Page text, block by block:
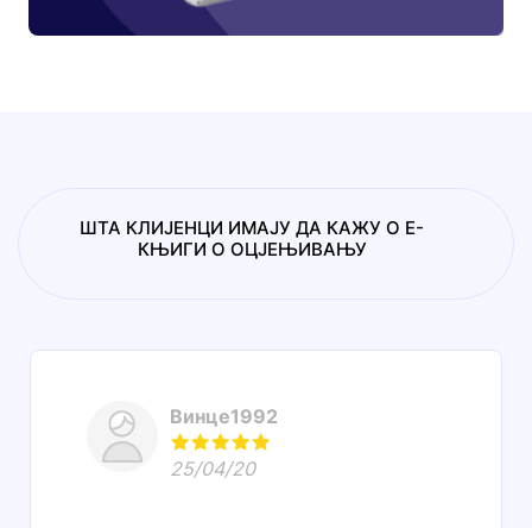
ШТА КЛИЈЕНЦИ ИМАЈУ ДА КАЖУ О Е-
КЊИГИ О ОЦЈЕЊИВАЊУ
Винце1992
25/04/20